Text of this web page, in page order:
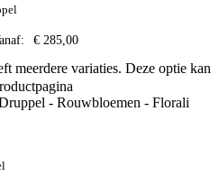
€ 285,00
meerdere variaties. Deze optie kan